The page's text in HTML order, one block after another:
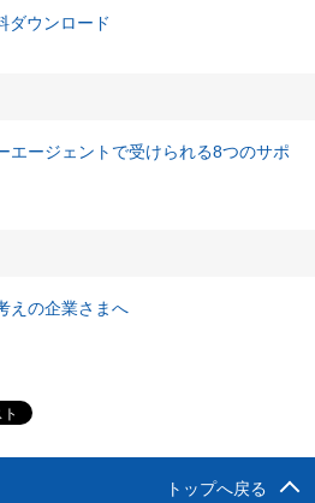
ダウンロード
エージェントで受けられる8つのサポ
えの企業さまへ
トップへ戻る